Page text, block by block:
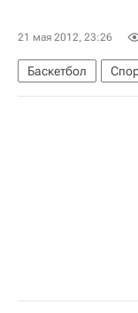
21 мая 2012, 23:26
Баскетбол
Мультимедийный